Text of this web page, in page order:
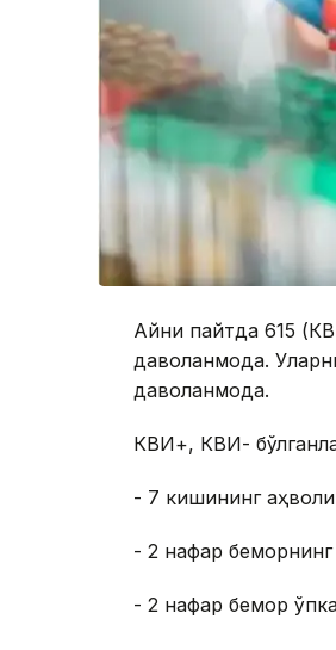
Айни пайтда 615
даволанмоқда.
даволанмоқда.
КВИ+, КВИ-
- 7 кишининг
- 2 нафар
- 2 нафар бемор